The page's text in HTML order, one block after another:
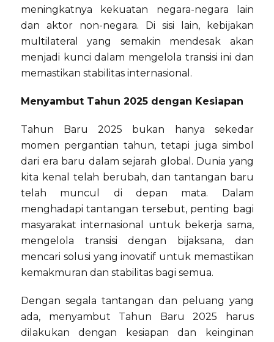
meningkatnya kekuatan negara-negara lain
dan aktor non-negara. Di sisi lain, kebijakan
multilateral yang semakin mendesak akan
menjadi kunci dalam mengelola transisi ini dan
memastikan stabilitas internasional.
Menyambut Tahun 2025 dengan Kesiapan
Tahun Baru 2025 bukan hanya sekedar
momen pergantian tahun, tetapi juga simbol
dari era baru dalam sejarah global. Dunia yang
kita kenal telah berubah, dan tantangan baru
telah muncul di depan mata. Dalam
menghadapi tantangan tersebut, penting bagi
masyarakat internasional untuk bekerja sama,
mengelola transisi dengan bijaksana, dan
mencari solusi yang inovatif untuk memastikan
kemakmuran dan stabilitas bagi semua.
Dengan segala tantangan dan peluang yang
ada, menyambut Tahun Baru 2025 harus
dilakukan dengan kesiapan dan keinginan